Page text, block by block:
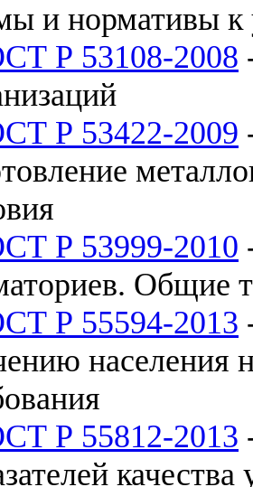
и нормативы к
Р 53108-2008
Р 53422-2009
Р 53999-2010
Общие
Р 55594-2013
населения
Р 55812-2013
качества